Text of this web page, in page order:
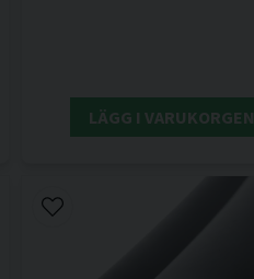
LÄGG I VARUKORGEN